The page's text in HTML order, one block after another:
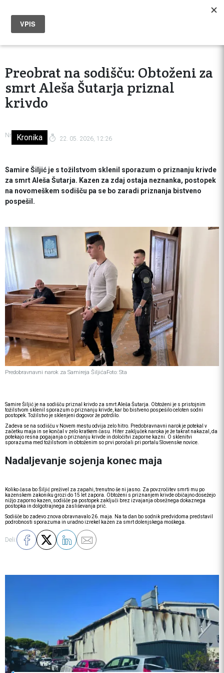
Preobrat na sodišču: Obtoženi za
smrt Aleša Šutarja priznal
krivdo
Nr Kronika 22. 05. 2026, 12:26
Samire Šiljić je s tožilstvom sklenil sporazum o priznanju krivde
za smrt Aleša Šutarja. Kazen za zdaj ostaja neznanka, postopek
na novomeškem sodišču pa se bo zaradi priznanja bistveno
pospešil.
Predobravnavni narok za Samireja ŠiljićaFoto: Sta
Samire Šiljić je na sodišču priznal krivdo za smrt Aleša Šutarja. Obtoženi je s pristojnim
tožilstvom sklenil sporazum o priznanju krivde, kar bo bistveno pospešilo celoten sodni
postopek. Tožilstvo je sklenjeni dogovor že potrdilo.
Zadeva se na sodišču v Novem mestu odvija zelo hitro. Predobravnavni narok je potekal v
začetku maja in se končal v zelo kratkem času. Hiter zaključek naroka je že takrat nakazal, da
potekajo resna pogajanja o priznanju krivde in določitvi zaporne kazni. O sklenitvi
sporazuma med tožilstvom in obtoženim so prvi poročali pri portalu Slovenske novice.
Nadaljevanje sojenja konec maja
Koliko časa bo Šiljić preživel za zapahi, trenutno še ni jasno. Za povzročitev smrti mu po
kazenskem zakoniku grozi do 15 let zapora. Obtoženi s priznanjem krivde običajno dosežejo
nižjo zaporno kazen, sodišče pa postopek zaključi brez izvajanja obsežnega dokaznega
postopka in dolgotrajnega zasliševanja prič.
Sodišče bo zadevo znova obravnavalo 26. maja. Na ta dan bo sodnik predvidoma predstavil
podrobnosti sporazuma in uradno izrekel kazen za smrt dolenjskega moškega.
Deli: